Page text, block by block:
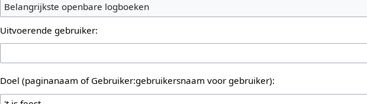
Belangrijkste openbare logboeken
Uitvoerende gebruiker:
Doel (paginanaam of Gebruiker:gebruikersnaam voor gebruiker):